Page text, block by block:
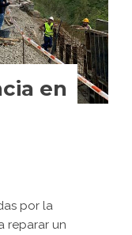
en
por la
reparar un